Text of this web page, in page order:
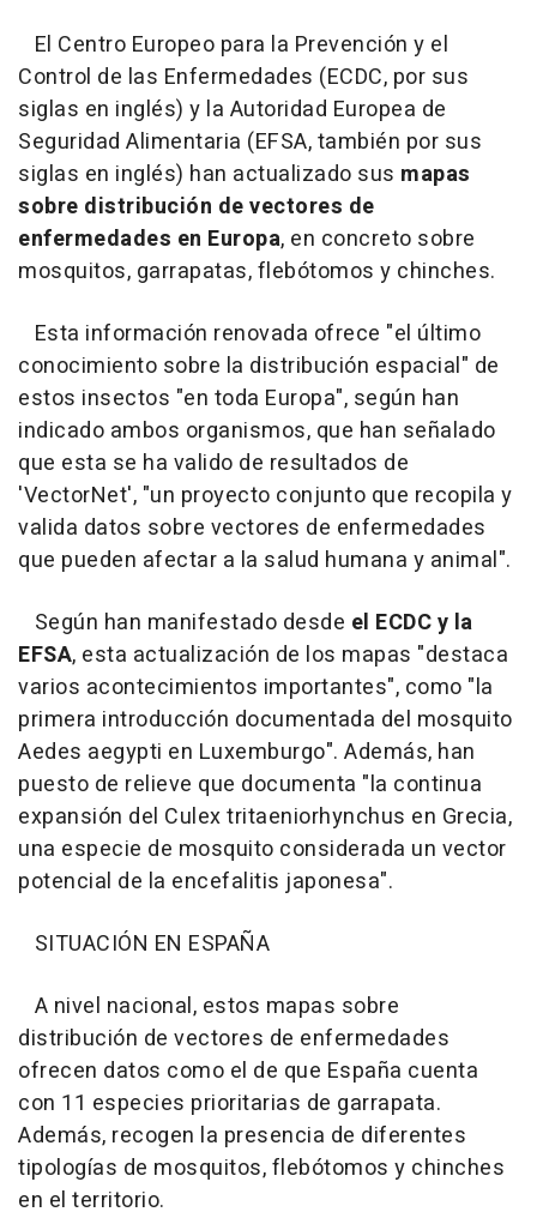
El Centro Europeo para la Prevención y el
Control de las Enfermedades (ECDC, por sus
siglas en inglés) y la Autoridad Europea de
Seguridad Alimentaria (EFSA, también por sus
siglas en inglés) han actualizado sus mapas
sobre distribución de vectores de
enfermedades en Europa, en concreto sobre
mosquitos, garrapatas, flebótomos y chinches.
Esta información renovada ofrece "el último
conocimiento sobre la distribución espacial" de
estos insectos "en toda Europa", según han
indicado ambos organismos, que han señalado
que esta se ha valido de resultados de
'VectorNet', "un proyecto conjunto que recopila y
valida datos sobre vectores de enfermedades
que pueden afectar a la salud humana y animal".
Según han manifestado desde el ECDC y la
EFSA, esta actualización de los mapas "destaca
varios acontecimientos importantes", como "la
primera introducción documentada del mosquito
Aedes aegypti en Luxemburgo". Además, han
puesto de relieve que documenta "la continua
expansión del Culex tritaeniorhynchus en Grecia,
una especie de mosquito considerada un vector
potencial de la encefalitis japonesa".
SITUACIÓN EN ESPAÑA
A nivel nacional, estos mapas sobre
distribución de vectores de enfermedades
ofrecen datos como el de que España cuenta
con 11 especies prioritarias de garrapata.
Además, recogen la presencia de diferentes
tipologías de mosquitos, flebótomos y chinches
en el territorio.